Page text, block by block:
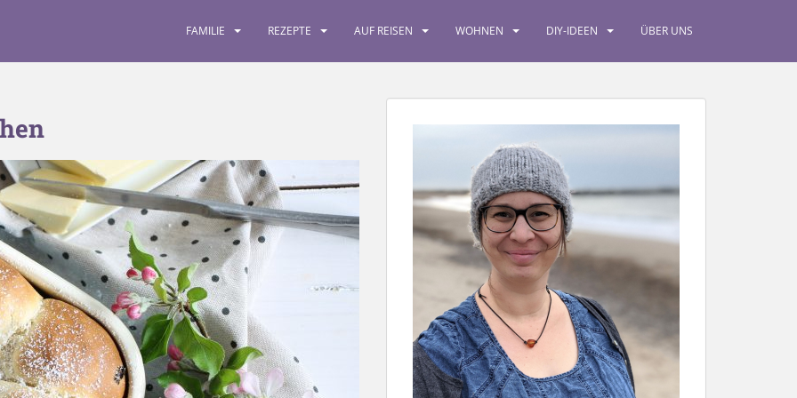
FAMILIE REZEPTE AUF REISEN WOHNEN DIY-IDEEN ÜBER UNS